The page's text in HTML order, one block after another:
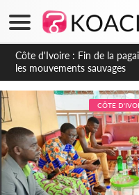
Côte d'Ivoire : Ouattara
déguerpissements illégaux
CÔTE